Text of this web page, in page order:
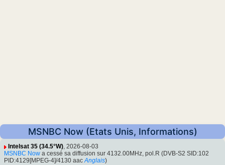
MSNBC Now (Etats Unis, Informations)
Intelsat 35 (34.5°W), 2026-08-03
MSNBC Now a cessé sa diffusion sur 4132.00MHz, pol.R (DVB-S2 SID:102
PID:4129[MPEG-4]/4130 aac Anglais)